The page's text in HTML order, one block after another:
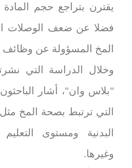
يقترن بتراجع حجم المادة
فضلا عن ضعف الوصلات
المخ المسؤولة عن وظائف
وخلال الدراسة التي
"بلاس وان"، أشار
التي ترتبط بصحة المخ
البدنية ومستوى التعليم
وغيرها.